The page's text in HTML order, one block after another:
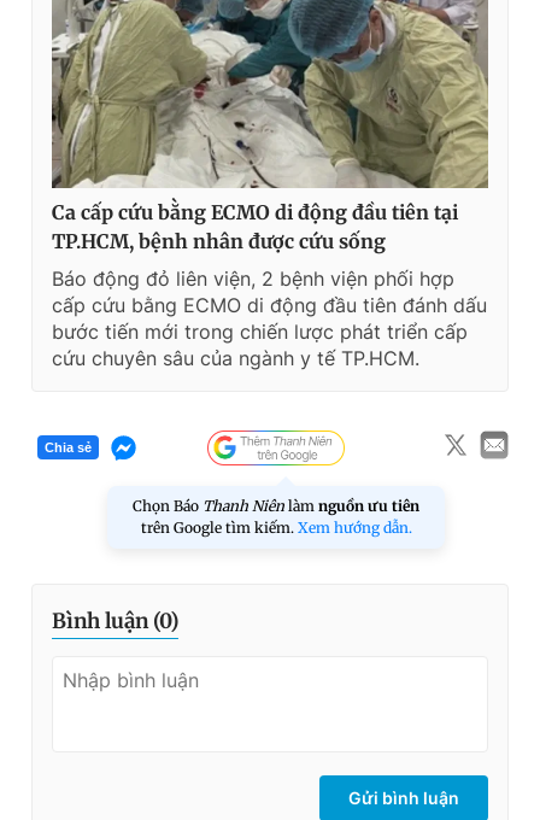
Ca cấp cứu bằng ECMO di động đầu tiên tại
TP.HCM, bệnh nhân được cứu sống
Báo động đỏ liên viện, 2 bệnh viện phối hợp
cấp cứu bằng ECMO di động đầu tiên đánh dấu
bước tiến mới trong chiến lược phát triển cấp
cứu chuyên sâu của ngành y tế TP.HCM.
Chia sẻ
Chọn Báo Thanh Niên làm nguồn ưu tiên
trên Google tìm kiếm. Xem hướng dẫn.
Bình luận (0)
Gửi bình luận